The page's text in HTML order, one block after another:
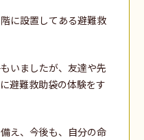
に設置してある避難救
いましたが、友達や先
避難救助袋の体験をす
え、今後も、自分の命